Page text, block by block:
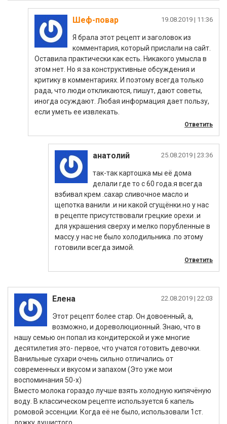
Шеф-повар |
Я брала этот рецепт и заголовок из
комментария, который прислали на сайт.
Оставила практически как есть. Никакого умысла в
этом нет. Но я за конструктивные обсуждения и
критику в комментариях. И поэтому всегда только
рада, что люди откликаются, пишут, дают советы,
иногда осуждают. Любая информация дает пользу,
если уметь ее извлекать.
Ответить
анатолий |
так-так картошка мы её дома
делали где то с 60 года.я всегда
взбивал крем .сахар сливочное масло и
щепотка ванили .и ни какой сгущёнки.но у нас
в рецепте присутствовали грецкие орехи .и
для украшения сверху и мелко порубленные в
массу.у нас не было холодильника .по этому
готовили всегда зимой.
Ответить
Елена |
Этот рецепт более стар. Он довоенный, а,
возможно, и дореволюционный. Знаю, что в
нашу семью он попал из кондитерской и уже многие
десятилетия это- первое, что учатся готовить девочки.
Ванильные сухари очень сильно отличались от
современных и вкусом и запахом (Это уже мои
воспоминания 50-х)
Вместо молока гораздо лучше взять холодную кипячёную
воду. В классическом рецепте используется 6 капель
ромовой эссенции. Когда её не было, использовали 1ст.